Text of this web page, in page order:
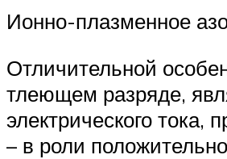
Ионно-плазменное
Отличительной
тлеющем разряде,
электрического тока,
– в роли